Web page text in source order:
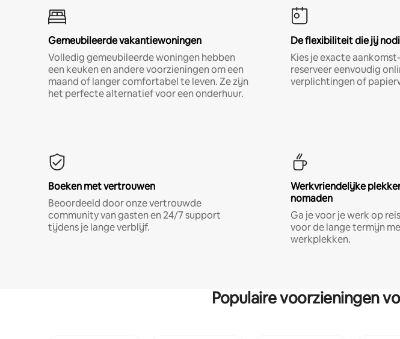
Gemeubileerde vakantiewoningen
Volledig gemeubileerde woningen hebben
een keuken en andere voorzieningen om een
maand of langer comfortabel te leven. Ze zijn
het perfecte alternatief voor een onderhuur.
De flexibiliteit die jij
Kies je exacte
reserveer eenvoudig
verplichtingen of
Boeken met vertrouwen
Beoordeeld door onze vertrouwde
community van gasten en 24/7 support
tijdens je lange verblijf.
Werkvriendelijke
nomaden
Ga je voor je werk op
voor de lange termijn
werkplekken.
Populaire voorzieningen